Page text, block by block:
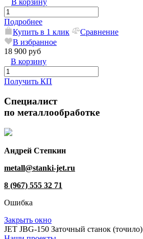
В корзину
Подробнее
Купить в 1 клик
Сравнение
В избранное
18 900 руб
В корзину
Получить КП
Специалист
по металлообработке
Андрей Степкин
metall@stanki-jet.ru
8 (967) 555 32 71
Ошибка
Закрыть окно
JET JBG-150 Заточный станок (точило)